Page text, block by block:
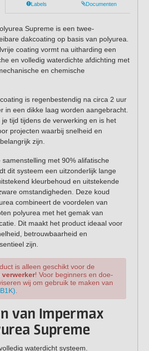
Labels Documenten
Supreme is een twee-
dakcoating op basis van polyurea.
coating vormt na uitharding een
en volledig waterdichte afdichting met
en chemische
is regenbestendig na circa 2 uur
in een dikke laag worden aangebracht.
tijd tijdens de verwerking en is het
projecten waarbij snelheid en
zijn.
samenstelling met 90% alifatische
dit systeem een uitzonderlijk lange
kleurbehoud en uitstekende
omstandigheden. Deze koud
combineert de voordelen van
polyurea met het gemak van
Dit maakt het product ideaal voor
betrouwbaarheid en
zijn.
is alleen geschikt voor de
! Voor beginners en doe-
wij om gebruik te maken van
van Impermax
Supreme
waterdicht systeem.